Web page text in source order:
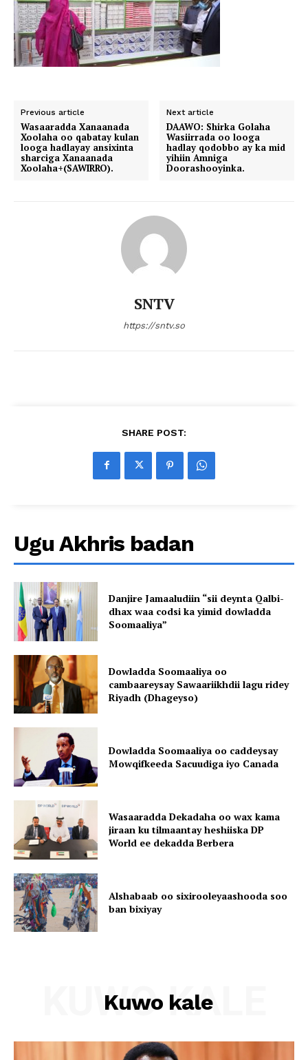
Previous article
Wasaaradda Xanaanada
Xoolaha oo qabatay kulan
looga hadlayay ansixinta
sharciga Xanaanada
Xoolaha+(SAWIRRO).
Next article
DAAWO: Shirka Golaha
Wasiirrada oo looga
hadlay qodobbo ay ka mid
yihiin Amniga
Doorashooyinka.
SNTV
https://sntv.so
SHARE POST:
Ugu Akhris badan
Danjire Jamaaludiin “sii deynta Qalbi-
dhax waa codsi ka yimid dowladda
Soomaaliya”
Dowladda Soomaaliya oo
cambaareysay Sawaariikhdii lagu ridey
Riyadh (Dhageyso)
Dowladda Soomaaliya oo caddeysay
Mowqifkeeda Sacuudiga iyo Canada
Wasaaradda Dekadaha oo wax kama
jiraan ku tilmaantay heshiiska DP
World ee dekadda Berbera
Alshabaab oo sixirooleyaashooda soo
ban bixiyay
Kuwo kale
KUWO KALE